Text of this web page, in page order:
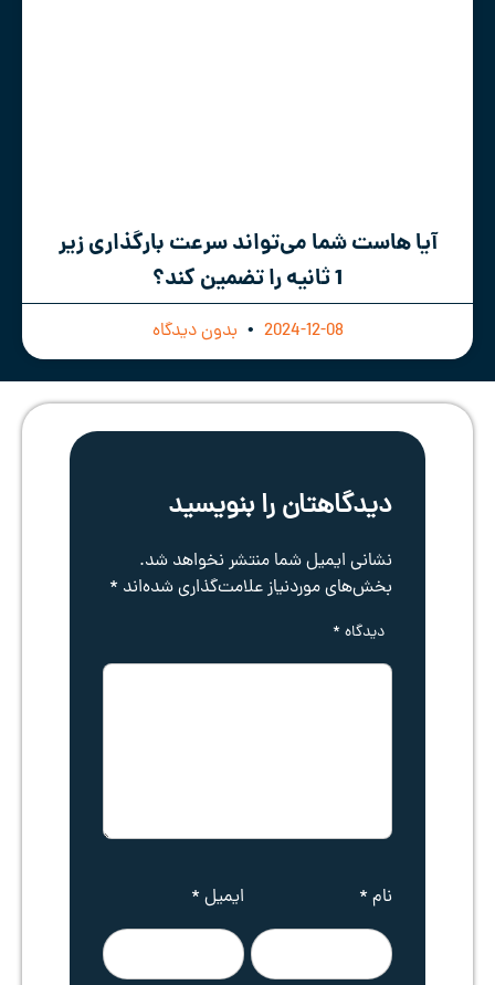
آیا هاست شما می‌تواند سرعت بارگذاری زیر
1 ثانیه را تضمین کند؟
2024-12-08 بدون دیدگاه
دیدگاهتان را بنویسید
نشانی ایمیل شما منتشر نخواهد شد.
بخش‌های موردنیاز علامت‌گذاری شده‌اند *
دیدگاه*
نام * ایمیل *